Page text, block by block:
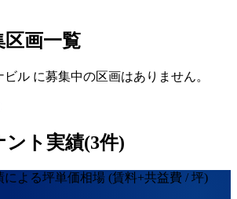
画一覧
ビル に募集中の区画はありません。
ト実績(3件)
による坪単価相場 (賃料+共益費 / 坪)